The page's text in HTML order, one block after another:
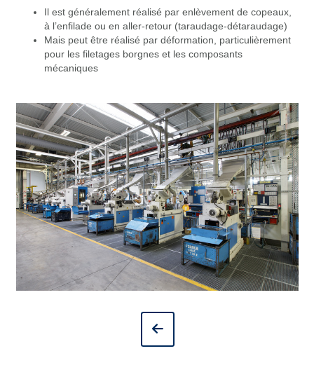
Il est généralement réalisé par enlèvement de copeaux,
à l’enfilade ou en aller-retour (taraudage-détaraudage)
Mais peut être réalisé par déformation, particulièrement
pour les filetages borgnes et les composants
mécaniques